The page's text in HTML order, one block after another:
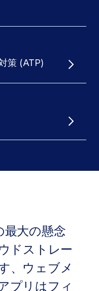
策 (ATP)
最大の懸念
ドストレー
、ウェブメ
プリはフィ